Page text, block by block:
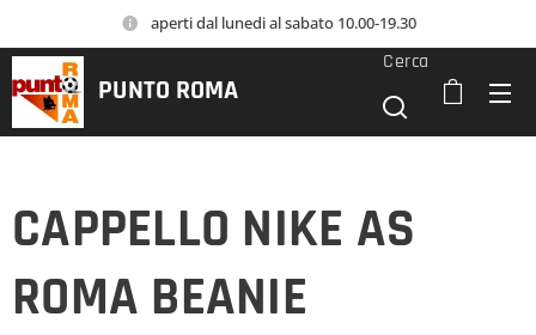
aperti dal lunedi al sabato 10.00-19.30
PUNTO ROMA
Cerca
CAPPELLO NIKE AS
ROMA BEANIE